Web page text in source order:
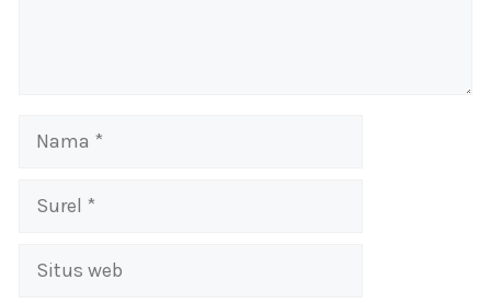
Nama
Surel
Situs